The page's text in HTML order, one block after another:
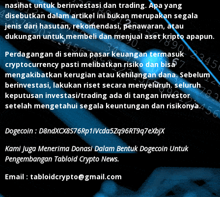
nasihat untuk berinvestasi dan trading. Apa yang
disebutkan dalam artikel ini bukan merupakan segala
jenis dari hasutan, rekomendasi, penawaran, atau
dukungan untuk membeli dan menjual aset kripto apapun.
Perdagangan di semua pasar keuangan termasuk
cryptocurrency pasti melibatkan risiko dan bisa
mengakibatkan kerugian atau kehilangan dana. Sebelum
berinvestasi, lakukan riset secara menyeluruh. seluruh
keputusan investasi/trading ada di tangan investor
setelah mengetahui segala keuntungan dan risikonya.
Dogecoin : D8ndXCX8S76Rp1iVcda5Zq96RT9q7eXbjX
Kami Juga Menerima Donasi Dalam Bentuk Dogecoin Untuk
Pengembangan Tabloid Crypto News.
Email : tabloidcrypto@gmail.com